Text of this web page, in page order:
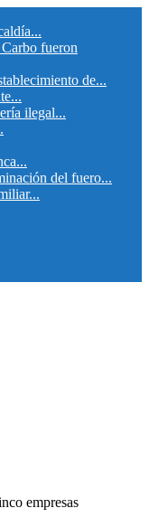
fueron
de...
ilegal...
del fuero...
empresas